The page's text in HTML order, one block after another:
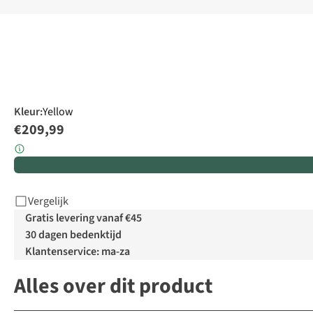
Kleur:Yellow
€209,99
Vergelijk
Gratis levering vanaf €45
30 dagen bedenktijd
Klantenservice: ma-za
Alles over dit product